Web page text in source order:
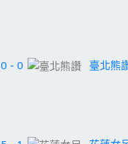
0 - 0 臺北熊